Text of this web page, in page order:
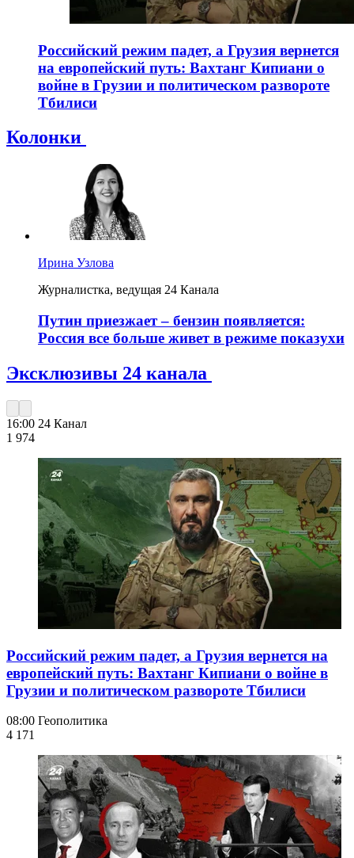
Российский режим падет, а Грузия вернется
на европейский путь: Вахтанг Кипиани о
войне в Грузии и политическом развороте
Тбилиси
Колонки
Ирина Узлова
Журналистка, ведущая 24 Канала
Путин приезжает – бензин появляется:
Россия все больше живет в режиме показухи
Эксклюзивы 24 канала
16:00 24 Канал
1 974
Российский режим падет, а Грузия вернется на
европейский путь: Вахтанг Кипиани о войне в
Грузии и политическом развороте Тбилиси
08:00 Геополитика
4 171